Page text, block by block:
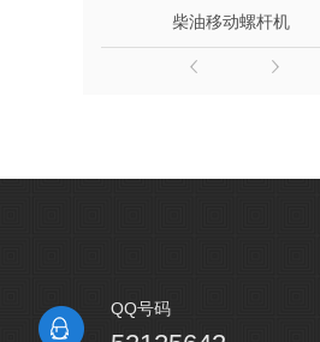
柴油移动螺杆机
QQ号码